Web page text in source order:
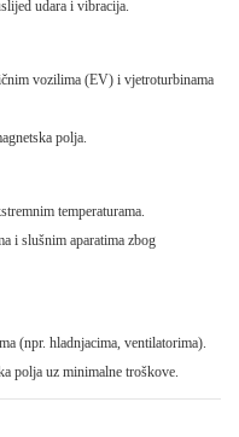
udara i vibracija.
vozilima (EV) i vjetroturbinama
polja.
temperaturama.
i slušnim aparatima zbog
(npr. hladnjacima, ventilatorima).
polja uz minimalne troškove.